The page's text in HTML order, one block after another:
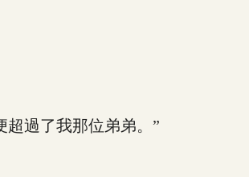
過了我那位弟弟。”